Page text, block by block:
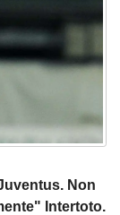
Non
Intertoto.